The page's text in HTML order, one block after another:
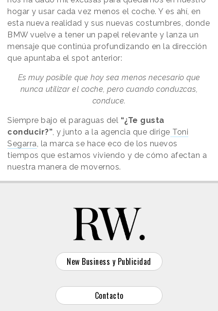
hogar y usar cada vez menos el coche. Y es ahí, en
esta nueva realidad y sus nuevas costumbres, donde
BMW vuelve a tener un papel relevante y lanza un
mensaje que continúa profundizando en la dirección
que apuntaba el spot anterior:
Es muy posible que hoy sea menos necesario que
nunca utilizar el coche, pero cuando conduzcas,
conduce.
Siempre bajo el paraguas del “¿Te gusta
conducir?”, y junto a la agencia que dirige Toni
Segarra, la marca se hace eco de los nuevos
tiempos que estamos viviendo y de cómo afectan a
nuestra manera de movernos.
New Business y Publicidad
Contacto